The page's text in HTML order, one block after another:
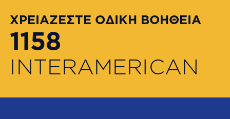
ΧΡΕΙΑΖΕΣΤΕ ΟΔΙΚΗ ΒΟΗΘΕΙΑ
1158
INTERAMERICAN